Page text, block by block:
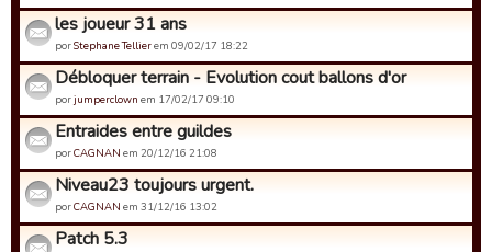
les joueur 31 ans
porStephane Tellierem 09/02/17 18:22
Débloquer terrain - Evolution cout ballons d'or
porjumperclown em 17/02/17 09:10
Entraides entre guildes
porCAGNAN em 20/12/16 21:08
Niveau23 toujours urgent.
porCAGNAN em 31/12/16 13:02
Patch 5.3